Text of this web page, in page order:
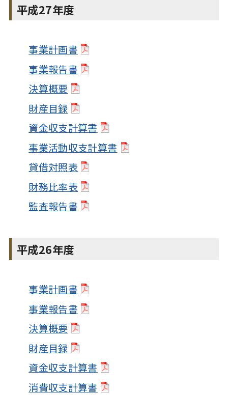
平成27年度
事業計画書
事業報告書
決算概要
財産目録
資金収支計算書
事業活動収支計算書
貸借対照表
財務比率表
監査報告書
平成26年度
事業計画書
事業報告書
決算概要
財産目録
資金収支計算書
消費収支計算書